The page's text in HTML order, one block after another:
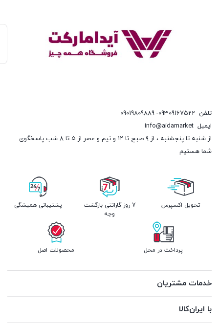
تلفن 09309167522- 09019809889
ایمیل info@aidamarket
از شنبه تا پنجشنبه ، از ۹ صبح تا ۱۲ و نیم و عصر از ۵ تا ۸ شب پاسخگوی
شما هستیم
تحویل اکسپرس
7 روز گارانتی بازگشت
وجه
پشتیبانی همیشگی
پرداخت در محل محصولات اصل
خدمات مشتریان
با ایران‌کالا